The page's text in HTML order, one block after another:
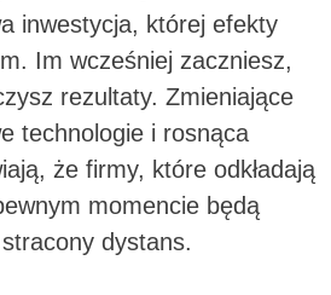
inwestycja, której efekty
Im wcześniej zaczniesz,
rezultaty. Zmieniające
technologie i rosnąca
że firmy, które odkładają
momencie będą
dystans.